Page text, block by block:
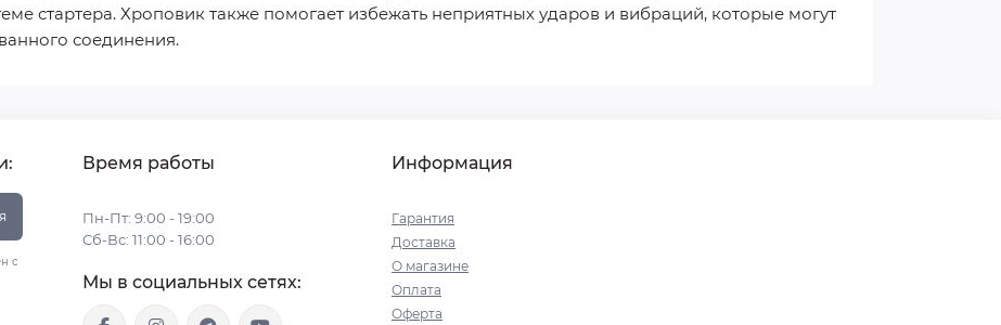
стартера. Хроповик также помогает избежать неприятных ударов и вибраций, которые могут
соединения.
с
Время работы
Пн-Пт: 9:00 - 19:00
Сб-Вс: 11:00 - 16:00
Мы в социальных сетях:
Информация
Гарантия
Доставка
О магазине
Оплата
Оферта